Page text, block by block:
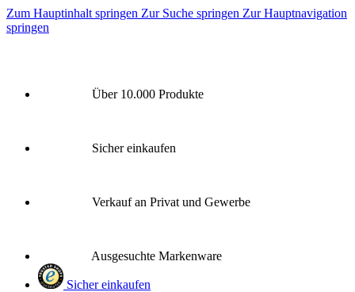
Zum Hauptinhalt springen Zur Suche springen Zur Hauptnavigation
springen
Über 10.000 Produkte
Sicher einkaufen
Verkauf an Privat und Gewerbe
Ausgesuchte Markenware
Sicher einkaufen